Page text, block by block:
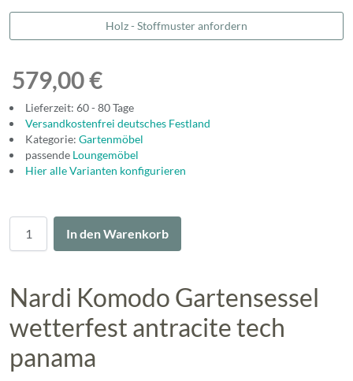
Holz - Stoffmuster anfordern
579,00 €
Lieferzeit: 60 - 80 Tage
Versandkostenfrei deutsches Festland
Kategorie: Gartenmöbel
passende Loungemöbel
Hier alle Varianten konfigurieren
In den Warenkorb
Nardi Komodo Gartensessel
wetterfest antracite tech
panama